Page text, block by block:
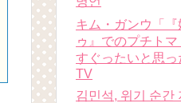
キム・ガンウ「
ゥ』でのプチトマ
すぐったいと思
TV
김민석, 위기 순간